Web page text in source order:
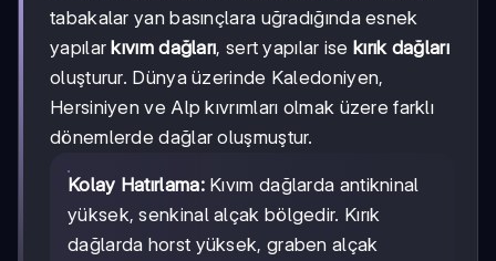
tabakalar yan basınçlara uğradığında esnek
yapılarkıvım dağları, sert yapılar isekırık dağları
oluşturur. Dünya üzerinde Kaledoniyen,
Hersiniyen ve Alp kıvrımları olmak üzere farklı
dönemlerde dağlar oluşmuştur.
Kolay Hatırlama:Kıvım dağlarda antikninal
yüksek, senkinal alçak bölgedir. Kırık
dağlarda horst yüksek, graben alçak